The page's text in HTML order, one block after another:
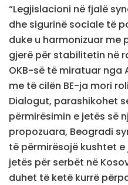
“Legjislacioni në fjalë
dhe sigurinë sociale të
duke u harmonizuar me
gjerë për stabilitetin në
OKB-së të miratuar nga
me të cilën BE-ja mori
Dialogut, parashikohet
përmirësimin e jetës së
propozuara, Beogradi
të përmirësojë kushtet
jetës për serbët në
duhet të ketë kurrë